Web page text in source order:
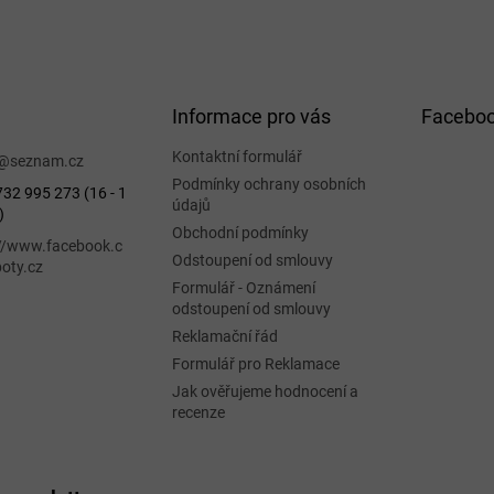
seznam.cz
995 273 (16 - 1
www.facebook.c
Informace pro vás
Kontaktní formulář
Podmínky ochrany osobních
údajů
Obchodní podmínky
Odstoupení od smlouvy
Formulář - Oznámení
odstoupení od smlouvy
Reklamační řád
Formulář pro Reklamace
Jak ověřujeme hodnocení a
recenze